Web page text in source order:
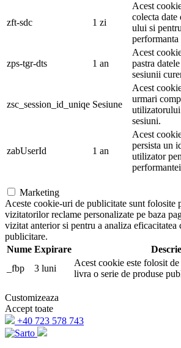
zft-sdc 1 zi
Acest
colecta
ului si
performanta
zps-tgr-dts 1 an
Acest
pastra
sesiunii
zsc_session_id_uniqe Sesiune
Acest
urmari
utilizatorului
sesiuni.
zabUserId 1 an
Acest
persista un
utilizator
Marketing
Aceste cookie-uri de publicitate sunt folosite
vizitatorilor reclame personalizate pe baza
vizitat anterior si pentru a analiza eficacitatea
publicitare.
Nume Expirare
_fbp
3 luni
Acest cookie este folosit
livra o serie de produse
Customizeaza
Accept toate
+40 723 578 743